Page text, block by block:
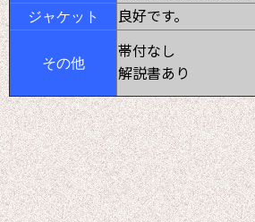
ジャケット
良好です。
その他
帯付なし
解説書あり